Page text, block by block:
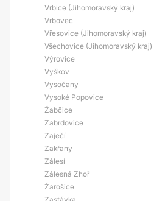
Vrbice (Jihomoravský kraj)
Vrbovec
Vřesovice (Jihomoravský kraj)
Všechovice (Jihomoravský kraj)
Výrovice
Vyškov
Vysočany
Vysoké Popovice
Žabčice
Zabrdovice
Zaječí
Zakřany
Zálesí
Zálesná Zhoř
Žarošice